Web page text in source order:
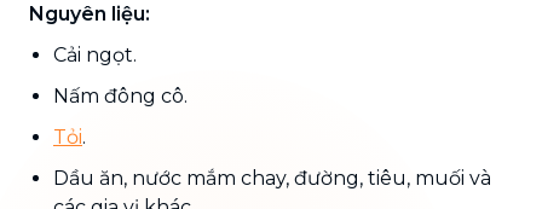
Nguyên liệu:
Cải ngọt.
Nấm đông cô.
Tỏi.
Dầu ăn, nước mắm chay, đường, tiêu, muối và